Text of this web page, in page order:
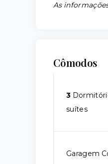
As
Cômodos
3
suítes
Garagem